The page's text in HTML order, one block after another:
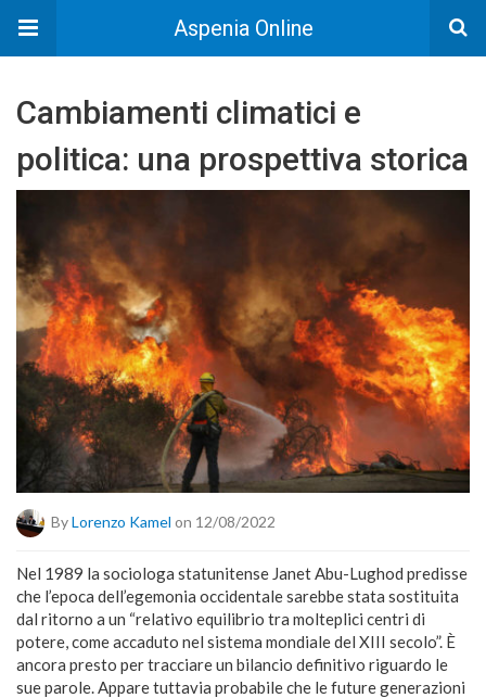
Aspenia Online
Cambiamenti climatici e
politica: una prospettiva storica
ByLorenzo Kamel on 12/08/2022
Nel 1989 la sociologa statunitense Janet Abu-Lughod predisse
che l’epoca dell’egemonia occidentale sarebbe stata sostituita
dal ritorno a un “relativo equilibrio tra molteplici centri di
potere, come accaduto nel sistema mondiale del XIII secolo”. È
ancora presto per tracciare un bilancio definitivo riguardo le
sue parole. Appare tuttavia probabile che le future generazioni